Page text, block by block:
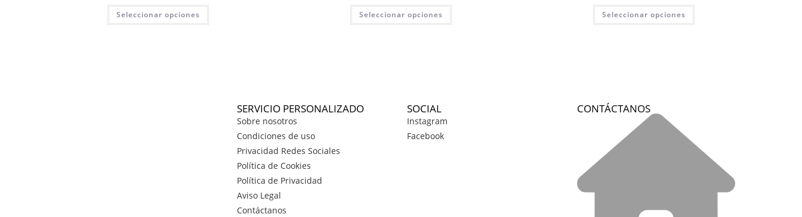
Seleccionar opciones Seleccionar opciones Seleccionar opciones
SERVICIO PERSONALIZADO
Sobre nosotros
Condiciones de uso
Privacidad Redes Sociales
Política de Cookies
Política de Privacidad
Aviso Legal
Contáctanos
SOCIAL
Instagram
Facebook
CONTÁCTANOS